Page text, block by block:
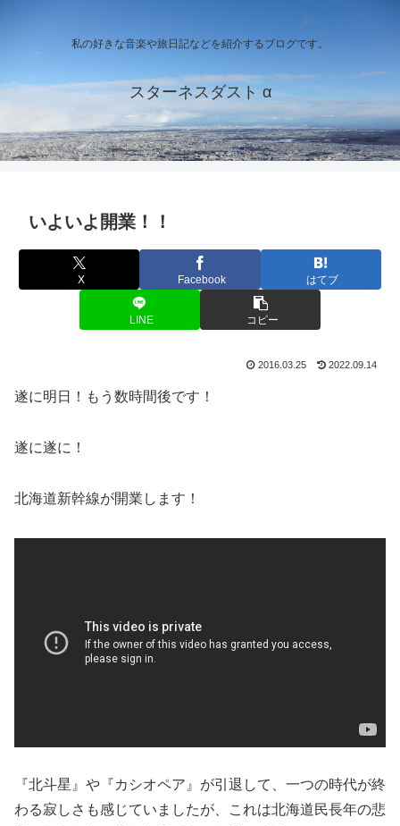
私の好きな音楽や旅日記などを紹介するブログです。
スターネスダスト α
いよいよ開業！！
X Facebook はてブ
LINE コピー
2016.03.25 2022.09.14
遂に明日！もう数時間後です！
遂に遂に！
北海道新幹線が開業します！
『北斗星』や『カシオペア』が引退して、一つの時代が終
わる寂しさも感じていましたが、これは北海道民長年の悲